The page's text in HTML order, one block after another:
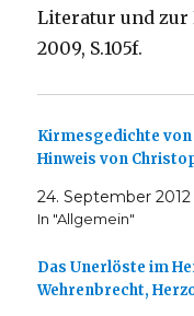
Literatur und zur
2009, S.105f.
Kirmesgedichte von
Hinweis von
24. September 2012
In "Allgemein"
Das Unerlöste im
Wehrenbrecht,